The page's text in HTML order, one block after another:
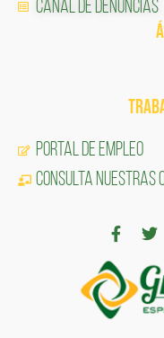
Canal de Denuncias
Portal de Empleo
CONSULTA NUESTRAS